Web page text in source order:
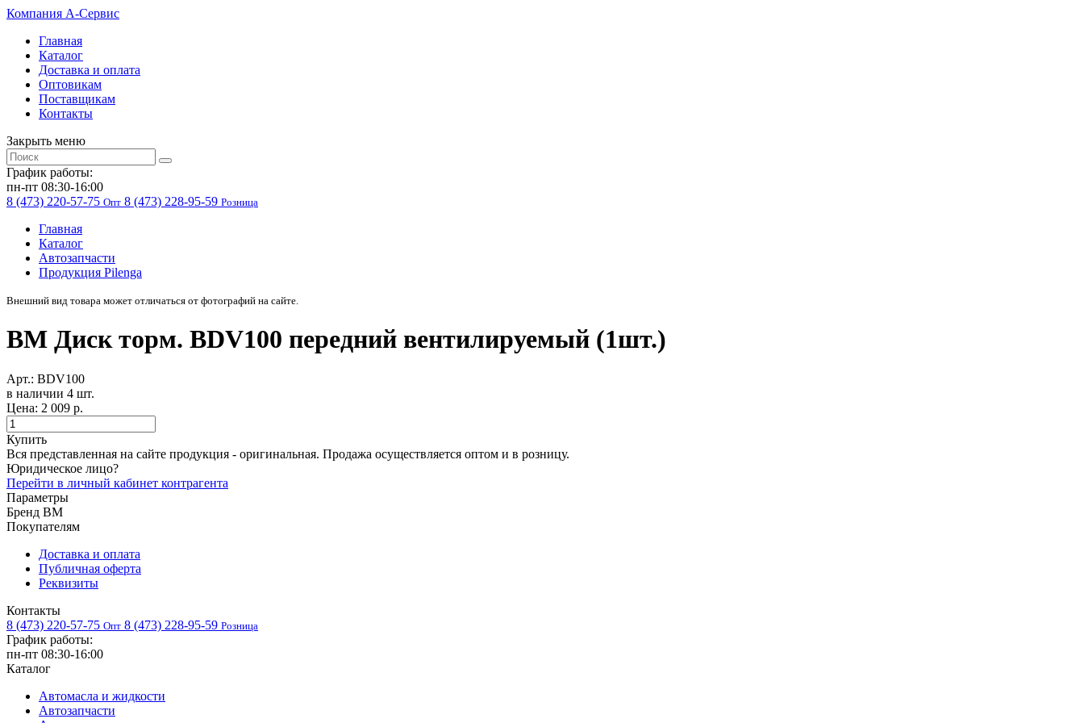
Компания A-Cервис
Главная
Каталог
Доставка и оплата
Оптовикам
Поставщикам
Контакты
Закрыть меню
График работы:
пн-пт 08:30-16:00
8 (473) 220-57-75 Опт 8 (473) 228-95-59 Розница
Главная
Каталог
Автозапчасти
Продукция Pilenga
Внешний вид товара может отличаться от фотографий на сайте.
BM Диск торм. BDV100 передний вентилируемый (1шт.)
Арт.: BDV100
в наличии 4 шт. ​
Цена: 2 009 р.
Купить
Вся представленная на сайте продукция - оригинальная. Продажа осуществляется оптом и в розницу.
Юридическое лицо?
Перейти в личный кабинет контрагента
Параметры
Бренд BM
Покупателям
Доставка и оплата
Публичная оферта
Реквизиты
Контакты
8 (473) 220-57-75 Опт 8 (473) 228-95-59 Розница
График работы:
пн-пт 08:30-16:00
Каталог
Автомасла и жидкости
Автозапчасти